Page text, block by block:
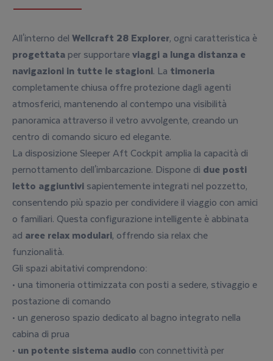
All'interno del Wellcraft 28 Explorer, ogni caratteristica è
progettata per supportareviaggi a lunga distanza e
navigazioni in tutte le stagioni. La timoneria
completamente chiusa offre protezione dagli agenti
atmosferici, mantenendo al contempo una visibilità
panoramica attraverso il vetro avvolgente, creando un
centro di comando sicuro ed elegante.
La disposizione Sleeper Aft Cockpit amplia la capacità di
pernottamento dell'imbarcazione. Dispone di due posti
letto aggiuntivi sapientemente integrati nel pozzetto,
consentendo più spazio per condividere il viaggio con amici
o familiari. Questa configurazione intelligente è abbinata
ad aree relax modulari, offrendo sia relax che
funzionalità.
Gli spazi abitativi comprendono:
• una timoneria ottimizzata con posti a sedere, stivaggio e
postazione di comando
• un generoso spazio dedicato al bagno integrato nella
cabina di prua
• un potente sistema audio con connettività per